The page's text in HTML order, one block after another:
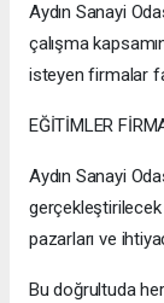
Aydın Sanayi
çalışma
isteyen firmalar
EĞİTİMLER
Aydın Sanayi
pazarları ve
Bu doğrultuda